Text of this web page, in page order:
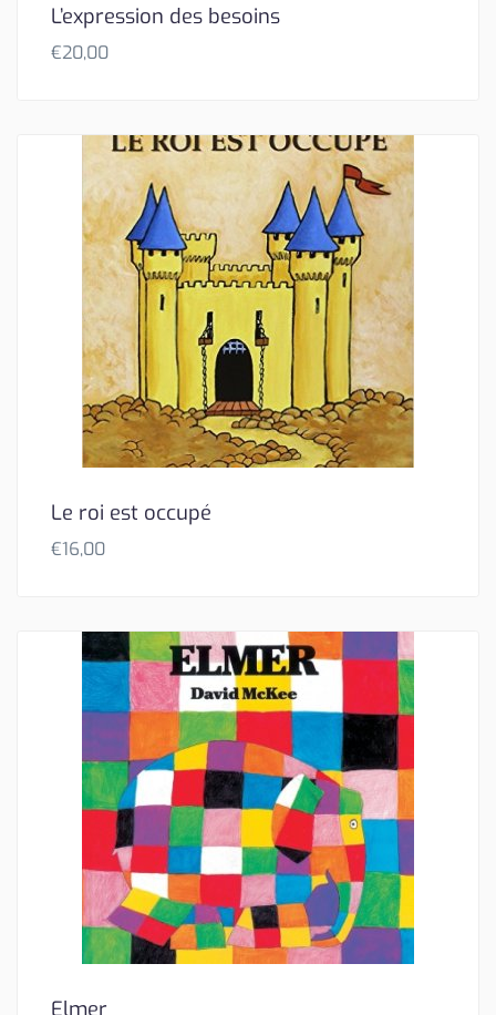
L’expression des besoins
€20,00
Le roi est occupé
€16,00
Elmer